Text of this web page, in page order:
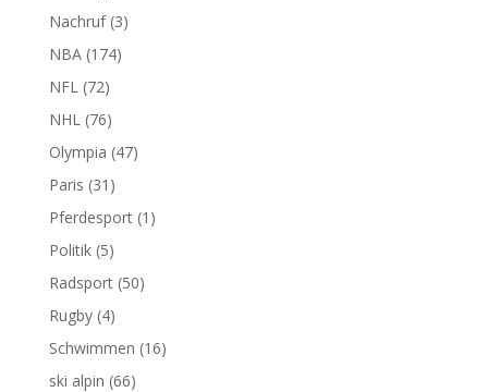
Nachruf(3)
NBA(174)
NFL(72)
NHL(76)
Olympia (47)
Paris (31)
Pferdesport(1)
Politik(5)
Radsport(50)
Rugby(4)
Schwimmen (16)
ski alpin (66)